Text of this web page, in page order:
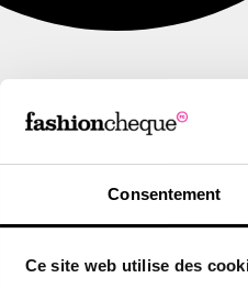
Consentement
Ce site web utilise des